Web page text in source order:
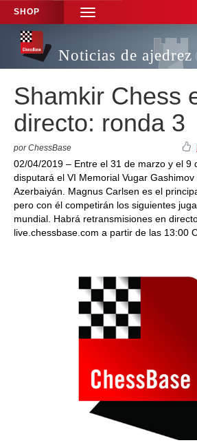
SHOP
TOGGLE
NAVIGATION
Noticias de ajedrez
Shamkir Chess
directo: ronda 3
por ChessBase
02/04/2019 – Entre el 31 de marzo y el 9
disputará el VI Memorial Vugar
Azerbaiyán. Magnus Carlsen es el
pero con él competirán los siguientes
mundial. Habrá retransmisiones en
live.chessbase.com a partir de las 13:00